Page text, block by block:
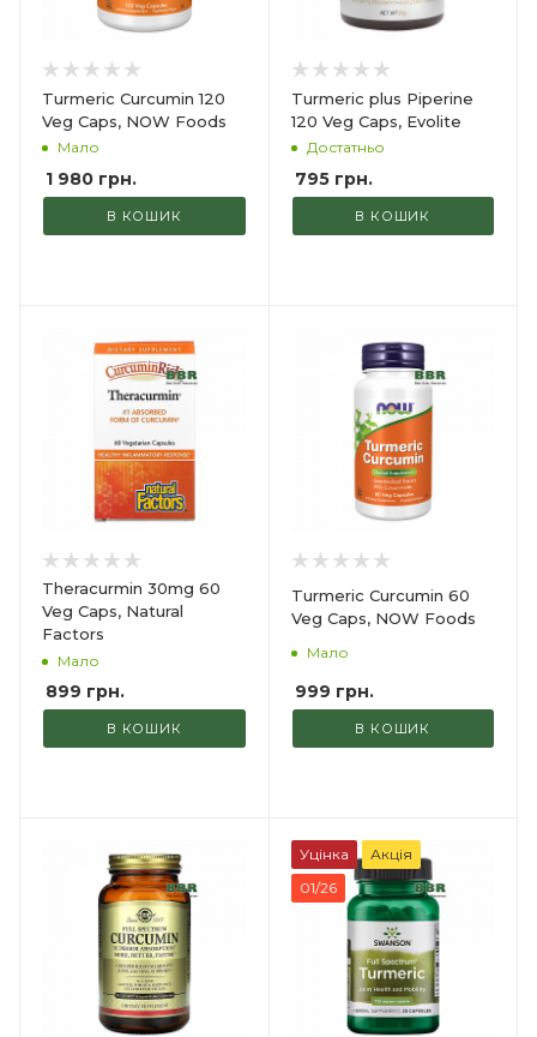
Turmeric Curcumin 120
Veg Caps, NOW Foods
Мало
1 980 грн.
В КОШИК
Turmeric plus Piperine
120 Veg Caps, Evolite
Достатньо
795грн.
В КОШИК
Theracurmin 30mg 60
Veg Caps, Natural
Factors
Мало
899 грн.
В КОШИК
Turmeric Curcumin 60
Veg Caps, NOW Foods
Мало
999 грн.
В КОШИК
Уцінка
Акція
01/26